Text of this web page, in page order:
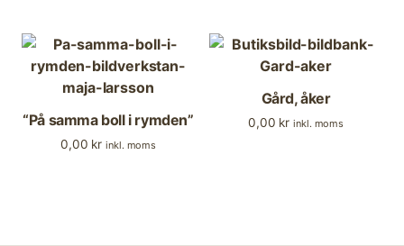
“På samma boll i rymden”
0,00 kr inkl. moms
Gård, åker
0,00 kr inkl. moms